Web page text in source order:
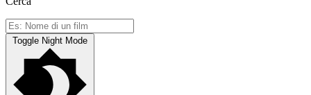
Toggle Night Mode